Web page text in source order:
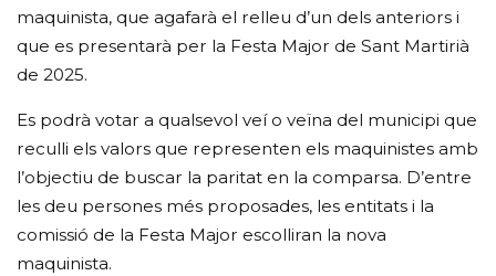
maquinista, que agafarà el relleu d’un dels anteriors i
que es presentarà per la Festa Major de Sant Martirià
de 2025.
Es podrà votar a qualsevol veí o veïna del municipi que
reculli els valors que representen els maquinistes amb
l’objectiu de buscar la paritat en la comparsa. D’entre
les deu persones més proposades, les entitats i la
comissió de la Festa Major escolliran la nova
maquinista.